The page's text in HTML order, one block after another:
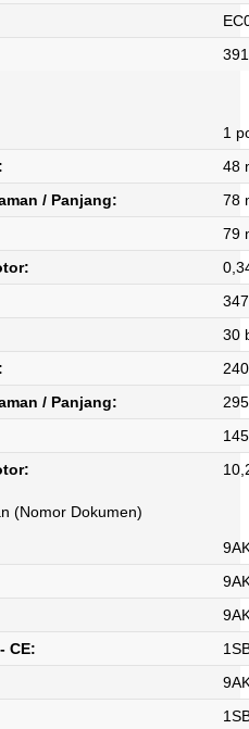
1
48
/ Panjang:
78
79
30
/ Panjang:
(Nomor Dokumen)
CE: